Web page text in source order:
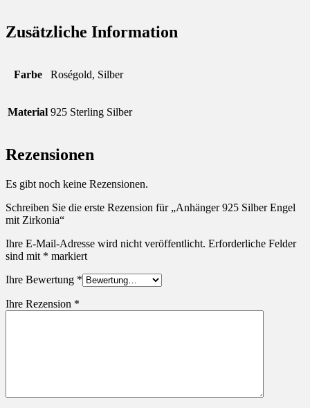
Zusätzliche Information
Farbe Roségold, Silber
Material 925 Sterling Silber
Rezensionen
Es gibt noch keine Rezensionen.
Schreiben Sie die erste Rezension für „Anhänger 925 Silber Engel
mit Zirkonia“
Ihre E-Mail-Adresse wird nicht veröffentlicht. Erforderliche Felder
sind mit * markiert
Ihre Bewertung *
Ihre Rezension *